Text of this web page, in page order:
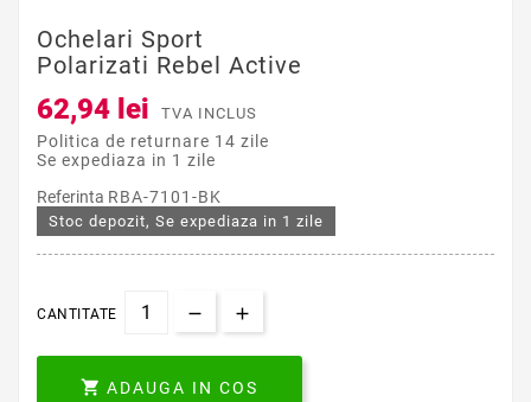
Ochelari Sport
Polarizati Rebel Active
62,94 lei TVA INCLUS
Politica de returnare 14 zile
Se expediaza in 1 zile
Referinta RBA-7101-BK
Stoc depozit, Se expediaza in 1 zile
CANTITATE
 ADAUGA IN COS